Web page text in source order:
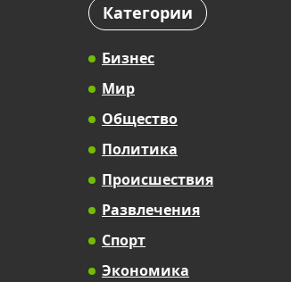
Категории
Бизнес
Мир
Общество
Политика
Происшествия
Развлечения
Спорт
Экономика